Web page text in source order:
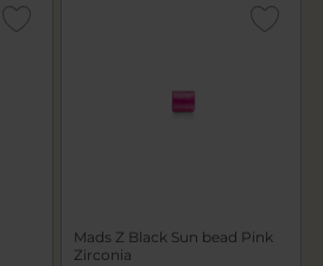
Mads Z Black Sun bead Pink
Zirconia